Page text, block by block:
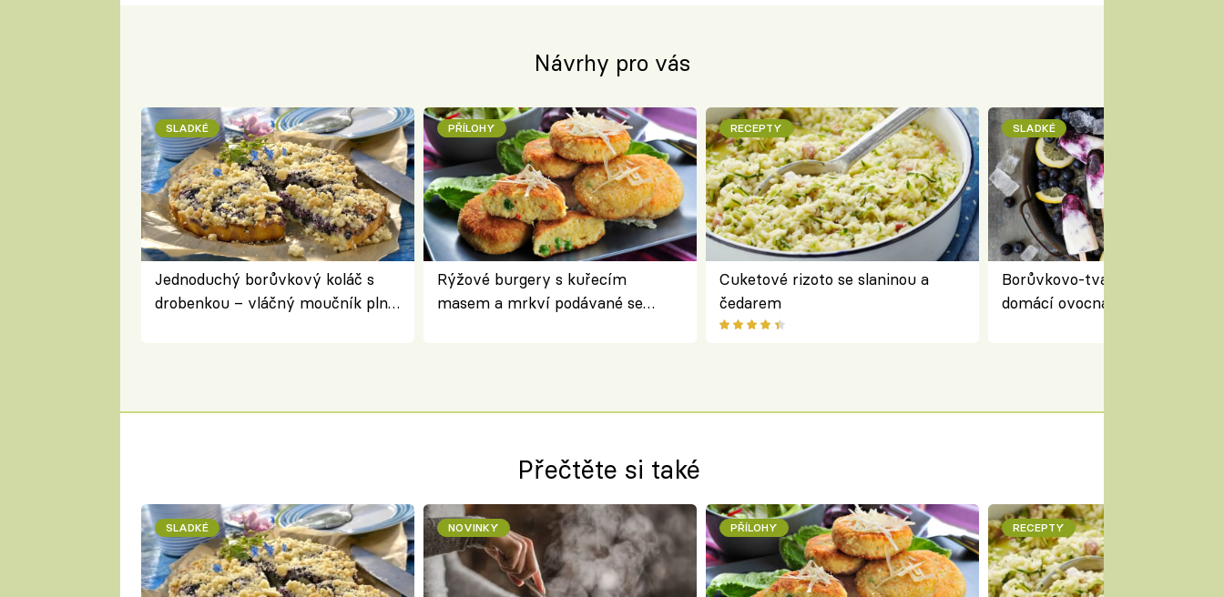
Návrhy pro vás
SLADKÉ
Jednoduchý borůvkový koláč s
drobenkou – vláčný moučník plný
PŘÍLOHY
Rýžové burgery s kuřecím
masem a mrkví podávané se
RECEPTY
Cuketové rizoto se slaninou a
čedarem
SLADKÉ
Borůvkovo-tvarohové nanuky
domácí ovocná zmrzlina na
Přečtěte si také
SLADKÉ NOVINKY PŘÍLOHY RECEPTY